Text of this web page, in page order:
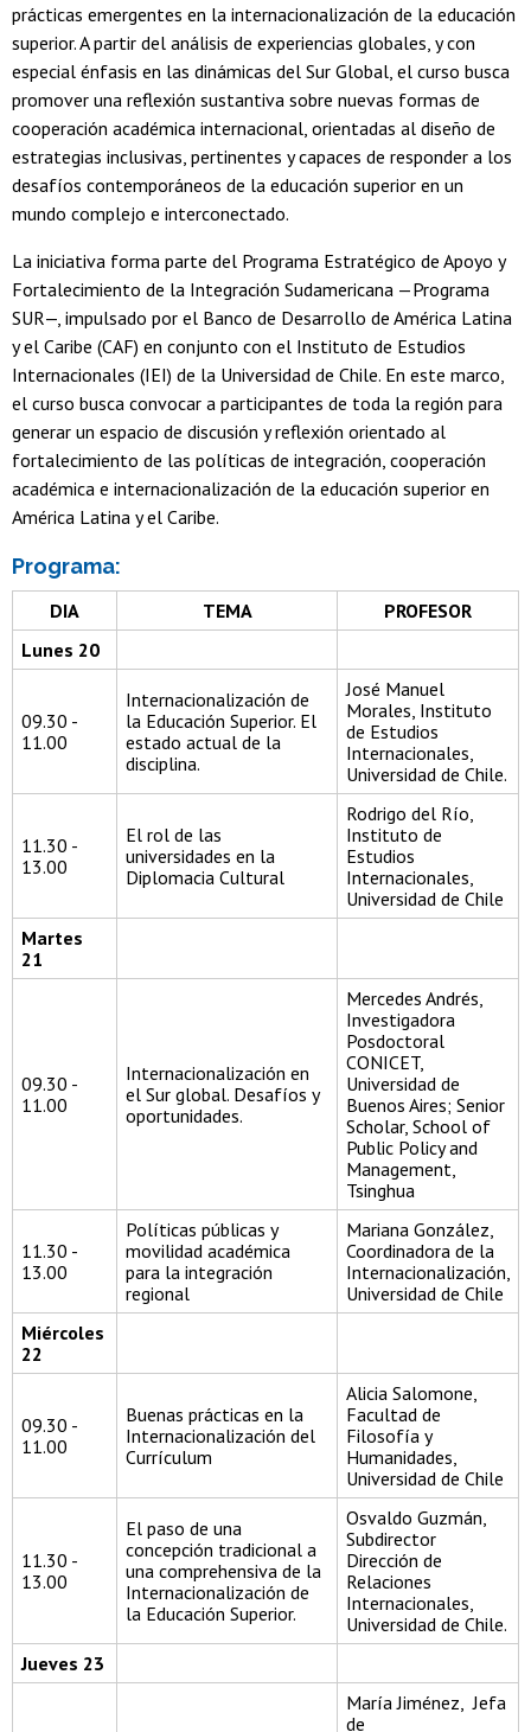
prácticas emergentes en la internacionalización de la educación
superior. A partir del análisis de experiencias globales, y con
especial énfasis en las dinámicas del Sur Global, el curso busca
promover una reflexión sustantiva sobre nuevas formas de
cooperación académica internacional, orientadas al diseño de
estrategias inclusivas, pertinentes y capaces de responder a los
desafíos contemporáneos de la educación superior en un
mundo complejo e interconectado.
La iniciativa forma parte del Programa Estratégico de Apoyo y
Fortalecimiento de la Integración Sudamericana —Programa
SUR—, impulsado por el Banco de Desarrollo de América Latina
y el Caribe (CAF) en conjunto con el Instituto de Estudios
Internacionales (IEI) de la Universidad de Chile. En este marco,
el curso busca convocar a participantes de toda la región para
generar un espacio de discusión y reflexión orientado al
fortalecimiento de las políticas de integración, cooperación
académica e internacionalización de la educación superior en
América Latina y el Caribe.
Programa:
DIA TEMA
PROFESOR
Lunes 20
09.30 -
11.00
Internacionalización de
la Educación Superior. El
estado actual de la
disciplina.
José Manuel
Morales, Instituto
de Estudios
Internacionales,
Universidad de Chile.
11.30 -
13.00
El rol de las
universidades en la
Diplomacia Cultural
Rodrigo del Río,
Instituto de
Estudios
Internacionales,
Universidad de Chile
Martes
21
09.30 -
11.00
Internacionalización en
el Sur global. Desafíos y
oportunidades.
Mercedes Andrés,
Investigadora
Posdoctoral
CONICET,
Universidad de
Buenos Aires; Senior
Scholar, School of
Public Policy and
Management,
Tsinghua
11.30 -
13.00
Políticas públicas y
movilidad académica
para la integración
regional
Mariana González,
Coordinadora de la
Internacionalización,
Universidad de Chile
Miércoles
22
09.30 -
11.00
Buenas prácticas en la
Internacionalización del
Currículum
Alicia Salomone,
Facultad de
Filosofía y
Humanidades,
Universidad de Chile
11.30 -
13.00
El paso de una
concepción tradicional a
una comprehensiva de la
Internacionalización de
la Educación Superior.
Osvaldo Guzmán,
Subdirector
Dirección de
Relaciones
Internacionales,
Universidad de Chile.
Jueves 23
María Jiménez, Jefa
de